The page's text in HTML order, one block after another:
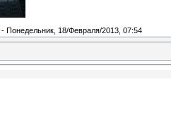
- Понедельник, 18/Февраля/2013, 07:54